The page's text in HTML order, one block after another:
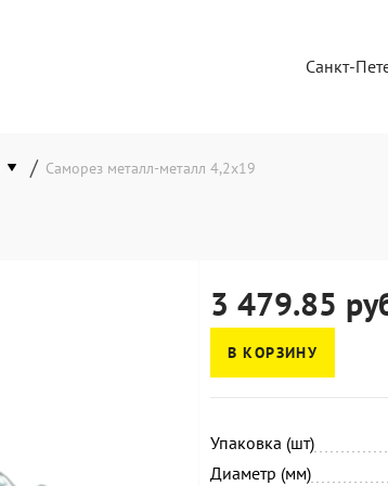
Санкт-
/ Саморез металл-металл 4,2x19
3 479.85
В КОРЗИНУ
Упаковка (шт)
Диаметр (мм)